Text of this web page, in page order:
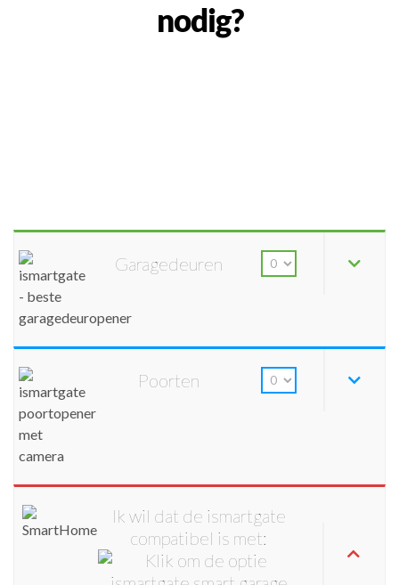
nodig?
Garagedeuren
Poorten
Ik wil dat de ismartgate
compatibel is met: